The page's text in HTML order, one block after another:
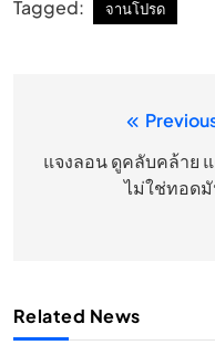
Tagged: จานโปรด
แนะแนว
เรื่อง
แจงลอน ดูคลับคล้าย
ไม่ใช่ทอด
Related News